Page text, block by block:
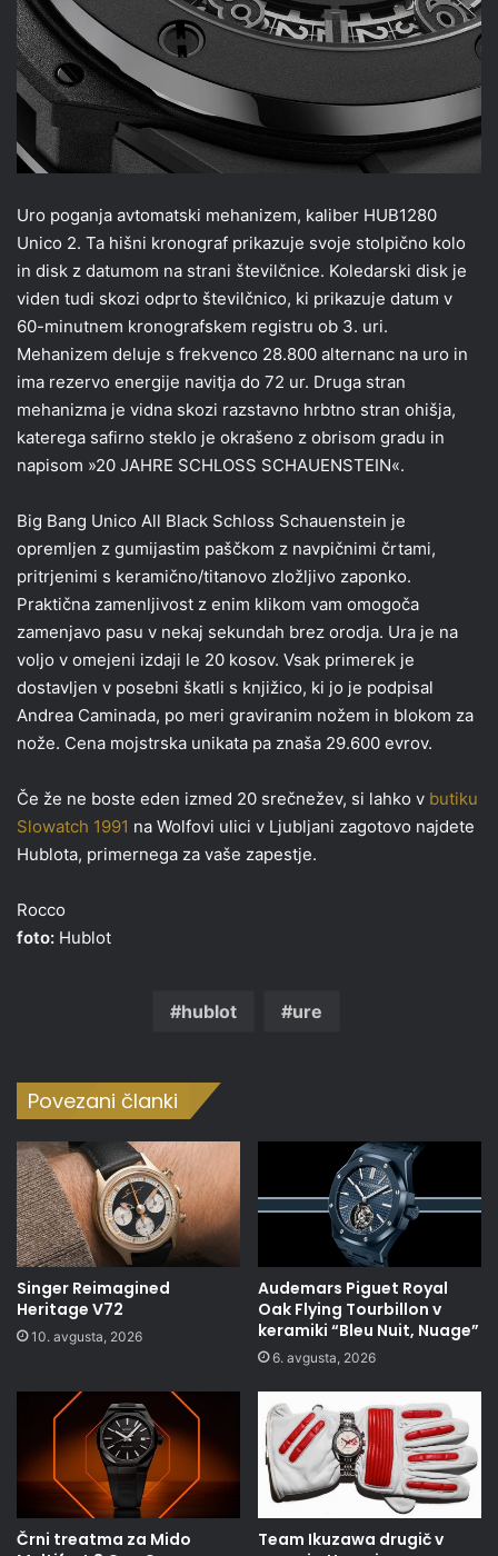
Uro poganja avtomatski mehanizem, kaliber HUB1280
Unico 2. Ta hišni kronograf prikazuje svoje stolpično kolo
in disk z datumom na strani številčnice. Koledarski disk je
viden tudi skozi odprto številčnico, ki prikazuje datum v
60-minutnem kronografskem registru ob 3. uri.
Mehanizem deluje s frekvenco 28.800 alternanc na uro in
ima rezervo energije navitja do 72 ur. Druga stran
mehanizma je vidna skozi razstavno hrbtno stran ohišja,
katerega safirno steklo je okrašeno z obrisom gradu in
napisom »20 JAHRE SCHLOSS SCHAUENSTEIN«.
Big Bang Unico All Black Schloss Schauenstein je
opremljen z gumijastim paščkom z navpičnimi črtami,
pritrjenimi s keramično/titanovo zložljivo zaponko.
Praktična zamenljivost z enim klikom vam omogoča
zamenjavo pasu v nekaj sekundah brez orodja. Ura je na
voljo v omejeni izdaji le 20 kosov. Vsak primerek je
dostavljen v posebni škatli s knjižico, ki jo je podpisal
Andrea Caminada, po meri graviranim nožem in blokom za
nože. Cena mojstrska unikata pa znaša 29.600 evrov.
Če že ne boste eden izmed 20 srečnežev, si lahko v butiku
Slowatch 1991 na Wolfovi ulici v Ljubljani zagotovo najdete
Hublota, primernega za vaše zapestje.
Rocco
foto: Hublot
hublot ure
Povezani članki
Singer Reimagined
Heritage V72
10. avgusta, 2026
Audemars Piguet Royal
Oak Flying Tourbillon v
keramiki “Bleu Nuit, Nuage”
6. avgusta, 2026
Črni treatma za Mido
Team Ikuzawa drugič v